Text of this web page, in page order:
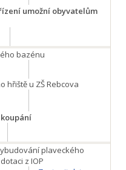
umožní obyvatelům
bazénu
hřiště u ZŠ Rebcova
plaveckého
z IOP